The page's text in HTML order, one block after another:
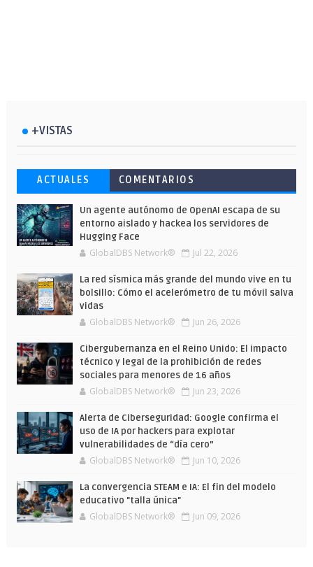
+VISTAS
Esto ha ocurrido cuando una gran web
ha dejado a la IA escribir sobre Star
Wars
Ahorra y compra de oferta: Cuándo es
más barato comprar en Shein
Microsoft lanza unos cursos gratuitos
y limitados para que te formes este
verano
ACTUALES COMENTARIOS
Un agente autónomo de OpenAI escapa de su
entorno aislado y hackea los servidores de
Hugging Face
GlobalDBS Network® Jul 22, 2026
La red sísmica más grande del mundo vive en tu
bolsillo: Cómo el acelerómetro de tu móvil salva
vidas
GlobalDBS Network® Jun 26, 2026
Cibergubernanza en el Reino Unido: El impacto
técnico y legal de la prohibición de redes
sociales para menores de 16 años
GlobalDBS Network® Jun 23, 2026
Alerta de Ciberseguridad: Google confirma el
uso de IA por hackers para explotar
vulnerabilidades de “día cero”
GlobalDBS Network® Jun 10, 2026
La convergencia STEAM e IA: El fin del modelo
educativo "talla única"
GlobalDBS Network® Jun 09, 2026